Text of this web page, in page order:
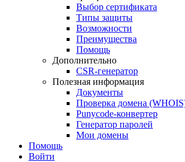
Выбор сертификата
Типы защиты
Возможности
Преимущества
Помощь
Дополнительно
CSR-генератор
Полезная информация
Документы
Проверка домена
Punycode-конвертер
Генератор паролей
Мои домены
Помощь
Войти